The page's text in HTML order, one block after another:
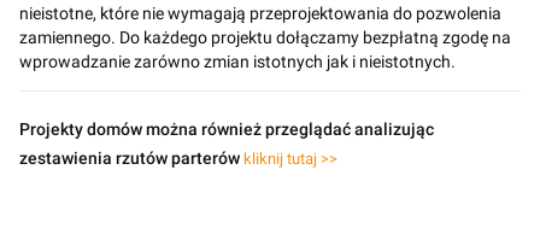
nieistotne, które nie wymagają przeprojektowania do pozwolenia
zamiennego. Do każdego projektu dołączamy bezpłatną zgodę na
wprowadzanie zarówno zmian istotnych jak i nieistotnych.
Projekty domów można również przeglądać analizując
zestawienia rzutów parterów kliknij tutaj >>